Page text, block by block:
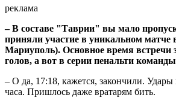
реклама
– В составе "Таврии" вы мало
приняли участие в уникальном
Мариуполь). Основное время встречи
голов, а вот в серии пенальти
– О да, 17:18, кажется, закончили.
часа. Пришлось даже вратарям бить.